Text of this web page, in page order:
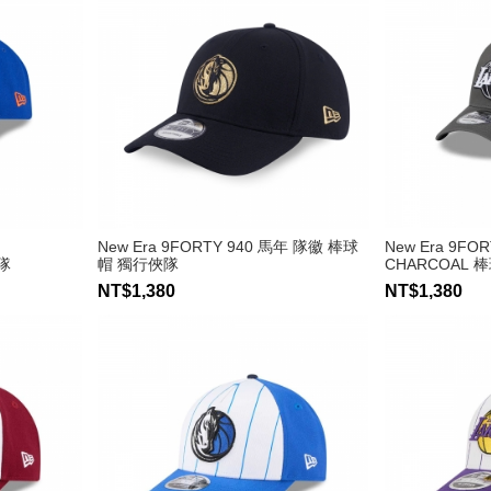
New Era 9FORTY 940 馬年 隊徽 棒球
帽 獨行俠隊
NT$1,380
New Era
CHARCOAL
NT$1,380